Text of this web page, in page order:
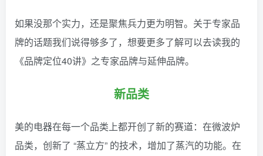
如果没那个实力，还是聚焦兵力更为明智。关于专家品
牌的话题我们说得够多了，想要更多了解可以去读我的
《品牌定位40讲》之专家品牌与延伸品牌。
新品类
美的电器在每一个品类上都开创了新的赛道：在微波炉
品类，创新了 “蒸立方” 的技术，增加了蒸汽的功能。在